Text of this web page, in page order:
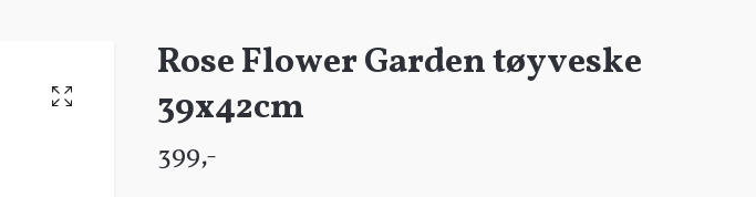
Rose Flower Garden tøyveske
39x42cm
399,-